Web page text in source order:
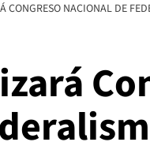
CONGRESO NACIONAL DE